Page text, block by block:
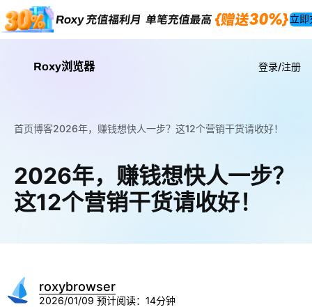
立即
Roxy浏览器 登录/注册
首页博客2026年，赚钱想快人一步？这12个营销干货请收好！
2026年，赚钱想快人一步？
这12个营销干货请收好！
roxybrowser
2026/01/09 预计阅读：14分钟